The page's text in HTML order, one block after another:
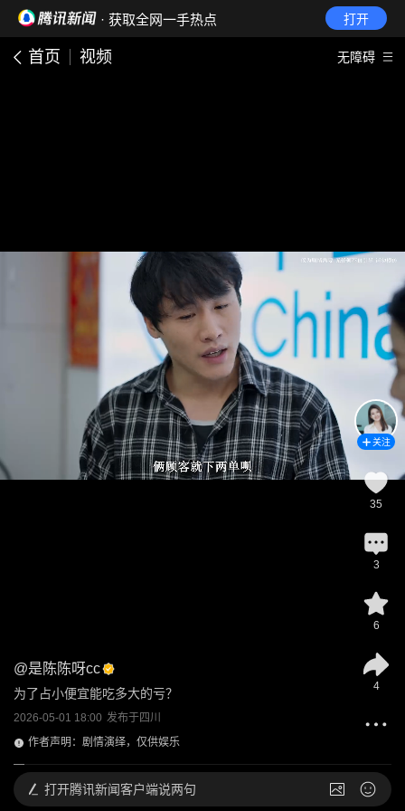
· 获取全网一手热点 打开
首页 视频 无障碍
@是陈陈呀cc
为了占小便宜能吃多大的亏？
2026-05-01 18:00 发布于四川
作者声明：剧情演绎，仅供娱乐
关注
35
3
6
4
打开腾讯新闻客户端说两句